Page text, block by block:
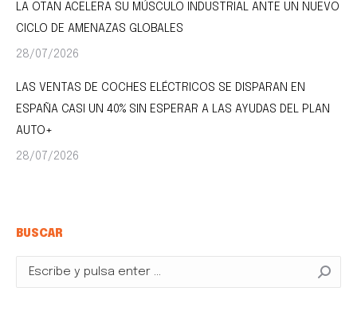
LA OTAN ACELERA SU MÚSCULO INDUSTRIAL ANTE UN NUEVO
CICLO DE AMENAZAS GLOBALES
28/07/2026
LAS VENTAS DE COCHES ELÉCTRICOS SE DISPARAN EN
ESPAÑA CASI UN 40% SIN ESPERAR A LAS AYUDAS DEL PLAN
AUTO+
28/07/2026
BUSCAR
Buscar: